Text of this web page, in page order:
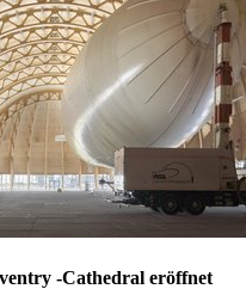
-Cathedral eröffnet